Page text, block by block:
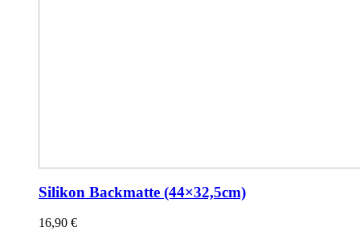
Silikon Backmatte (44×32,5cm)
16,90 €